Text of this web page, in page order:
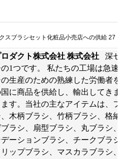
ダクト株式会社 株式会社
深セ
1つです。 私たちの工場は急速
生産のための熟練した労働者を
に商品を供給し、輸出してきま
す。当社の主なアイテムは、フ
木柄ブラシ、竹柄ブラシ、格納
ラシ、扇型ブラシ、丸ブラシ、
ーションブラシ、チークブラシ
ップブラシ、マスカラブラシ、